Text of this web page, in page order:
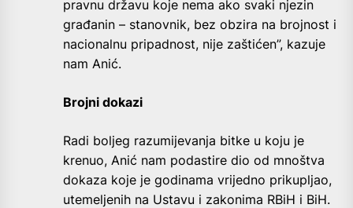
pravnu državu koje nema ako svaki njezin
građanin – stanovnik, bez obzira na brojnost i
nacionalnu pripadnost, nije zaštićen”, kazuje
nam Anić.
Brojni dokazi
Radi boljeg razumijevanja bitke u koju je
krenuo, Anić nam podastire dio od mnoštva
dokaza koje je godinama vrijedno prikupljao,
utemeljenih na Ustavu i zakonima RBiH i BiH.